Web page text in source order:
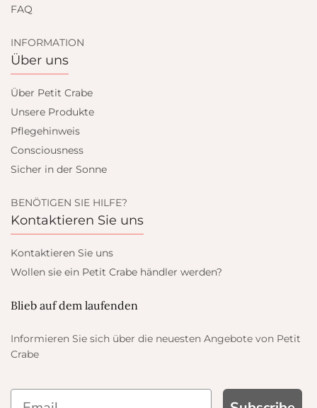
FAQ
INFORMATION
Über uns
Über Petit Crabe
Unsere Produkte
Pflegehinweis
Consciousness
Sicher in der Sonne
BENÖTIGEN SIE HILFE?
Kontaktieren Sie uns
Kontaktieren Sie uns
Wollen sie ein Petit Crabe händler werden?
Blieb auf dem laufenden
Informieren Sie sich über die neuesten Angebote von Petit
Crabe